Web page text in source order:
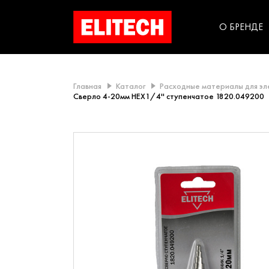
О БРЕНДЕ
Главная Каталог Расходные материалы для
Сверло 4-20мм HEX1/4'' ступенчатое 1820.049200